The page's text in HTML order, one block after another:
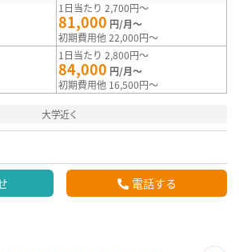
1日当たり 2,700円～
81,000 円/月～
初期費用他 22,000円～
1日当たり 2,800円～
84,000 円/月～
初期費用他 16,500円～
大学近く
電話する